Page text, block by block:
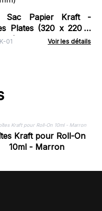
Sac Papier Kraft -
Plates (320 x 220 x
01 Voir les détails
Kraft pour Roll-On
10ml - Marron